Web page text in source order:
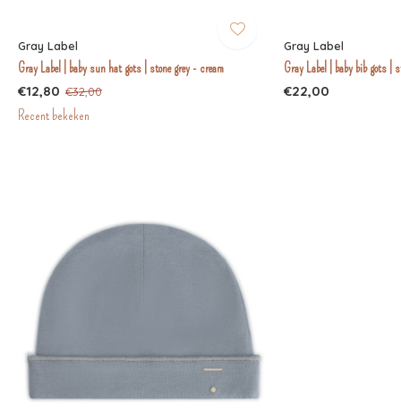
Gray Label
Gray Label | baby sun hat gots | stone grey - cream
€12,80 €32,00
Gray Label
Gray Label | baby bib gots |
€22,00
Recent bekeken